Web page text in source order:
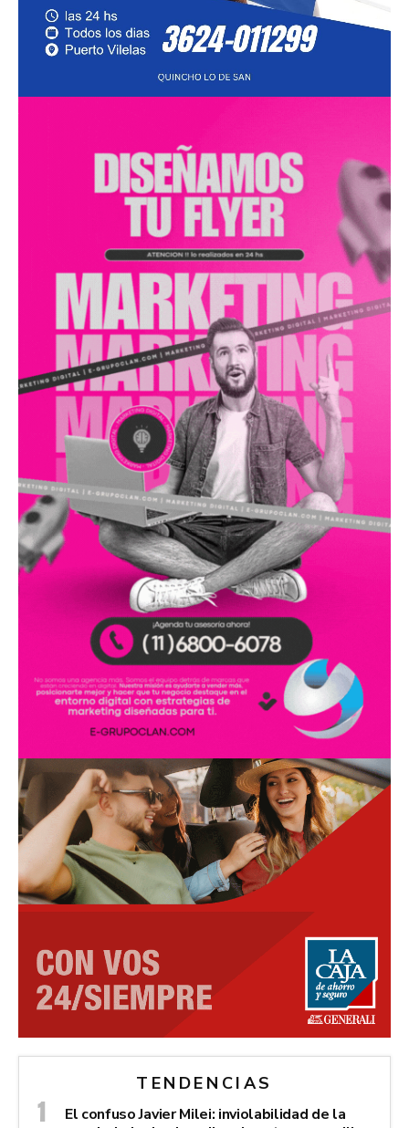
TENDENCIAS
El confuso Javier Milei: inviolabilidad de la